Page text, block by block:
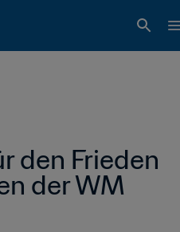
den Frieden
der WM